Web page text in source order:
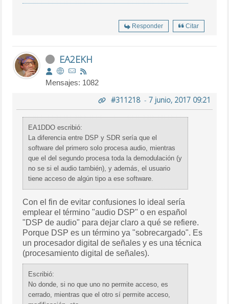
Responder Citar
EA2EKH
Mensajes: 1082
#311218- 7 junio, 2017 09:21
EA1DDO escribió:
La diferencia entre DSP y SDR sería que el
software del primero solo procesa audio, mientras
que el del segundo procesa toda la demodulación (y
no se si el audio también), y además, el usuario
tiene acceso de algún tipo a ese software.
Con el fin de evitar confusiones lo ideal sería
emplear el término "audio DSP" o en español
"DSP de audio" para dejar claro a qué se refiere.
Porque DSP es un término ya "sobrecargado". Es
un procesador digital de señales y es una técnica
(procesamiento digital de señales).
Escribió:
No donde, si no que uno no permite acceso, es
cerrado, mientras que el otro sí permite acceso,